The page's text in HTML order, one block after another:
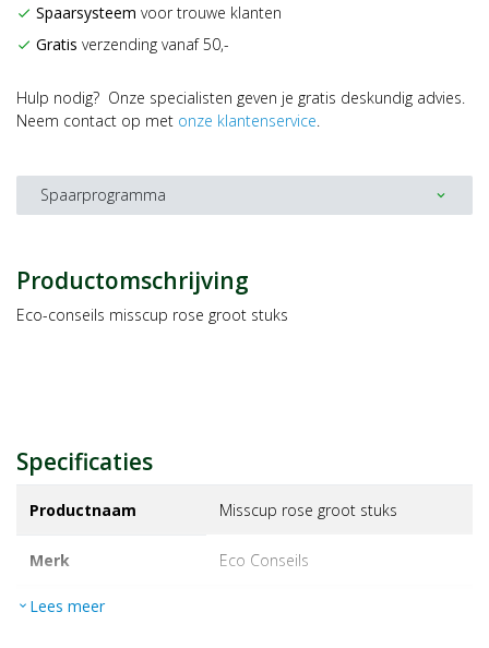
check Spaarsysteem voor trouwe klanten
check Gratis verzending vanaf 50,-
Hulp nodig? Onze specialisten geven je gratis deskundig advies.
Neem contact op met onze klantenservice.
Spaarprogramma expand_more
Productomschrijving
Eco-conseils misscup rose groot stuks
Specificaties
Productnaam Misscup rose groot stuks
Merk eco conseils
EAN
expand_more Lees meer